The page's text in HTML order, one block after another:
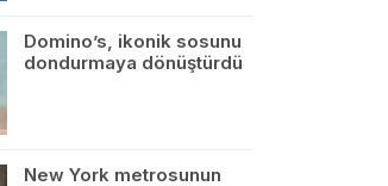
Domino’s, ikonik sosunu
dondurmaya dönüştürdü
New York metrosunun